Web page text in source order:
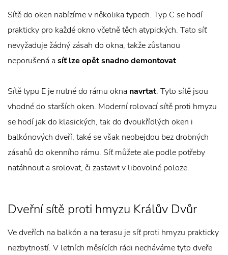
Sítě do oken nabízíme v několika typech. Typ C se hodí
prakticky pro každé okno včetně těch atypických. Tato síť
nevyžaduje žádný zásah do okna, takže zůstanou
neporušená asíť lze opět snadno demontovat.
Sítě typu E je nutné do rámu okna navrtat. Tyto sítě jsou
vhodné do starších oken. Moderní rolovací sítě proti hmyzu
se hodí jak do klasických, tak do dvoukřídlých oken i
balkónových dveří, také se však neobejdou bez drobných
zásahů do okenního rámu. Síť můžete ale podle potřeby
natáhnout a srolovat, či zastavit v libovolné poloze.
Dveřní sítě proti hmyzu Králův Dvůr
Ve dveřích na balkón a na terasu je síť proti hmyzu prakticky
nezbytností. V letních měsících rádi necháváme tyto dveře